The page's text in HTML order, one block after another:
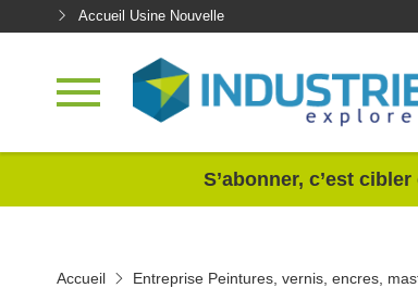
Accueil Usine Nouvelle
S’abonner, c’est
Accueil Entreprise Peintures, vernis, encres,